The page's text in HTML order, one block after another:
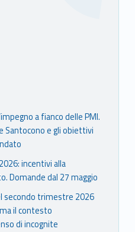
a fianco delle PMI.
Santocono e gli obiettivi
incentivi alla
Domande dal 27 maggio
secondo trimestre 2026
il contesto
di incognite